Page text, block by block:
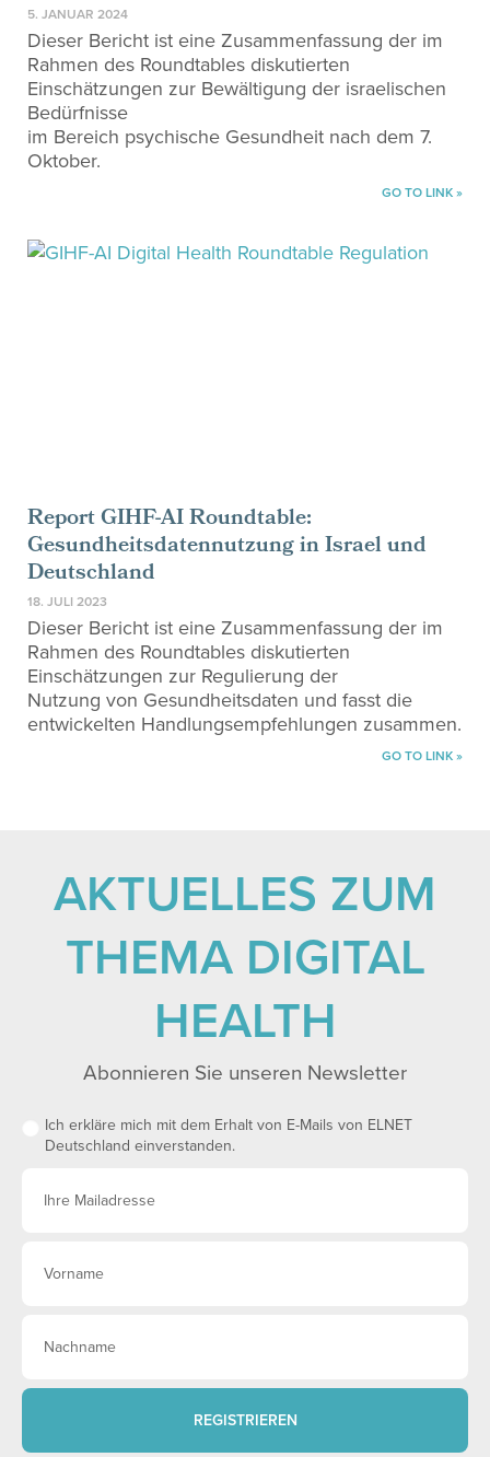
5. JANUAR 2024
Dieser Bericht ist eine Zusammenfassung der im
Rahmen des Roundtables diskutierten
Einschätzungen zur Bewältigung der israelischen
Bedürfnisse
im Bereich psychische Gesundheit nach dem 7.
Oktober.
GO TO LINK »
Report GIHF-AI Roundtable:
Gesundheitsdatennutzung in Israel und
Deutschland
18. JULI 2023
Dieser Bericht ist eine Zusammenfassung der im
Rahmen des Roundtables diskutierten
Einschätzungen zur Regulierung der
Nutzung von Gesundheitsdaten und fasst die
entwickelten Handlungsempfehlungen zusammen.
GO TO LINK »
AKTUELLES ZUM
THEMA DIGITAL
HEALTH
Abonnieren Sie unseren Newsletter
Ich erkläre mich mit dem Erhalt von E-Mails von ELNET
Deutschland einverstanden.
REGISTRIEREN